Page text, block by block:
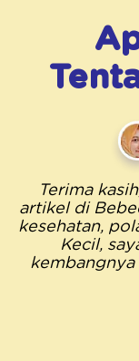
Terima
artikel di
kesehatan,
Kecil,
kembangnya